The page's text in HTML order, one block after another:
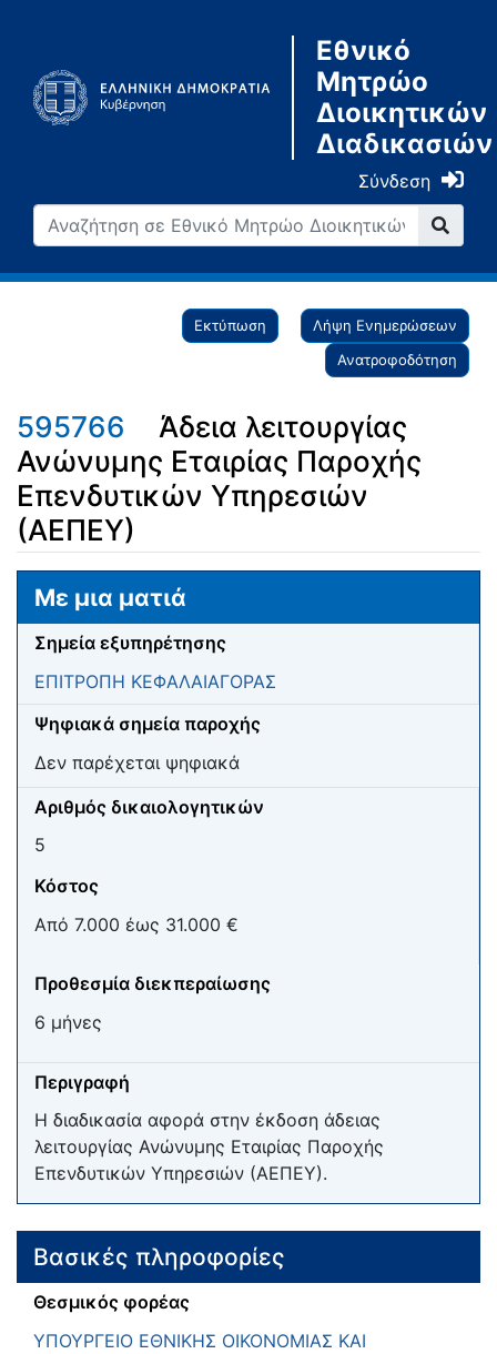
Εθνικό
Μητρώο
Διοικητικών
Διαδικασιών
Σύνδεση
Εκτύπωση
Λήψη Ενημερώσεων
Ανατροφοδότηση
595766
Άδεια λειτουργίας
Ανώνυμης Εταιρίας Παροχής
Επενδυτικών Υπηρεσιών
(ΑΕΠΕΥ)
Μετάβαση σε: πλοήγηση
Με μια ματιά
Σημεία εξυπηρέτησης
ΕΠΙΤΡΟΠΗ ΚΕΦΑΛΑΙΑΓΟΡΑΣ
Ψηφιακά σημεία παροχής
Δεν παρέχεται ψηφιακά
Αριθμός δικαιολογητικών
5
Κόστος
Από 7.000 έως 31.000 €
Προθεσμία διεκπεραίωσης
6 μήνες
Περιγραφή
Η διαδικασία αφορά στην έκδοση άδειας
λειτουργίας Ανώνυμης Εταιρίας Παροχής
Επενδυτικών Υπηρεσιών (ΑΕΠΕΥ).
Βασικές πληροφορίες
Θεσμικός φορέας
ΥΠΟΥΡΓΕΙΟ ΕΘΝΙΚΗΣ ΟΙΚΟΝΟΜΙΑΣ ΚΑΙ